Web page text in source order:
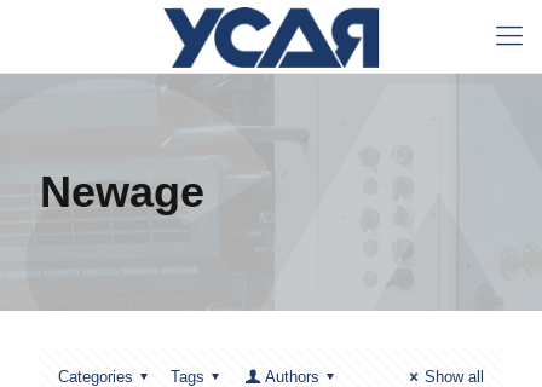
Newage
Categories Tags Authors Show all